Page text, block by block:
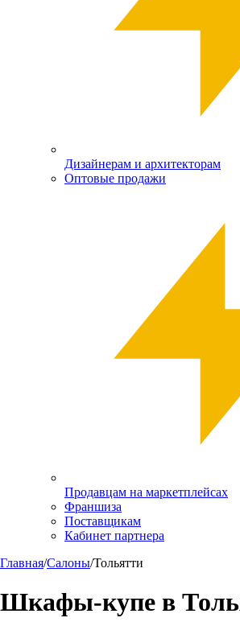
Дизайнерам и архитекторам
Оптовые продажи
Продавцам на маркетплейсах
Франшиза
Поставщикам
Кабинет партнера
Главная/Салоны/Тольятти
Шкафы-купе в